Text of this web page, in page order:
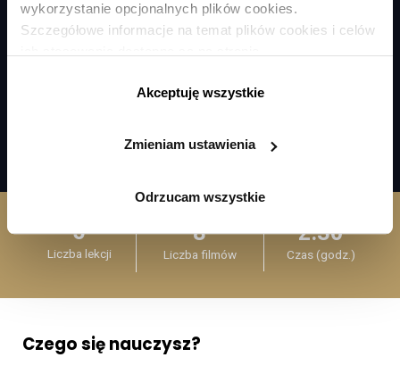
wykorzystanie opcjonalnych plików cookies.
Szczegółowe informacje na temat plików cookies i celów
Akceptuję wszystkie
Zmieniam ustawienia
Odrzucam wszystkie
5
Liczba lekcji
8
Liczba filmów
2:30
Czas (godz.)
Czego się nauczysz?